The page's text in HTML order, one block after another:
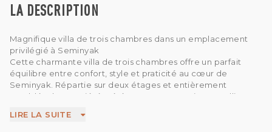
LA DESCRIPTION
Magnifique villa de trois chambres dans un emplacement
privilégié à Seminyak
Cette charmante villa de trois chambres offre un parfait
équilibre entre confort, style et praticité au cœur de
Seminyak. Répartie sur deux étages et entièrement
meublée, la propriété a été conçue avec soin pour allier
pour les familles, les groupes ou les longs séjours.
LIRE LA SUITE